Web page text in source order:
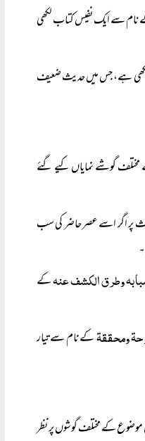
سے ایک نفیس کتاب لکھی
ہے، جس میں حدیث ضعیف
گوشے نمایاں کیے گئے
اگر اسے عصر حاضر کی سب
وطرق الکشف عنہکے
ومحققۃکے نام سے تیار
کے مختلف گوشوں پر نظر